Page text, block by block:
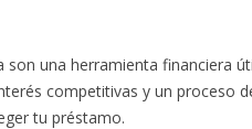
una herramienta financiera
competitivas y un proceso
tu préstamo.